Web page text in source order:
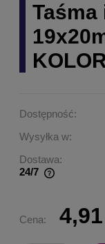
Taśma
Dostępność:
Wysyłka w:
Dostawa:
24/7
Cena: 4,91